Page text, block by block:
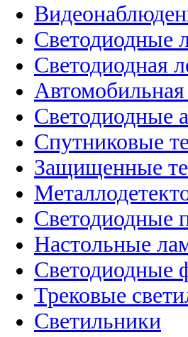
Светодиодные
Светодиодная
Светодиодные
Спутниковые
Защищенные
Светодиодные
Настольные
Светодиодные
Трековые
Светильники